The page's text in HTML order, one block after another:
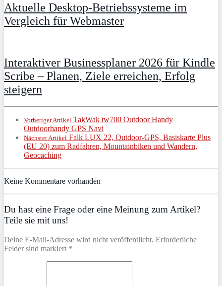
Aktuelle Desktop-Betriebssysteme im
Vergleich für Webmaster
Interaktiver Businessplaner 2026 für Kindle
Scribe – Planen, Ziele erreichen, Erfolg
steigern
Vorheriger Artikel TakWak tw700 Outdoor Handy
Outdoorhandy GPS Navi
Nächster Artikel Falk LUX 22, Outdoor-GPS, Basiskarte Plus
(EU 20) zum Radfahren, Mountainbiken und Wandern,
Geocaching
Keine Kommentare vorhanden
Du hast eine Frage oder eine Meinung zum Artikel?
Teile sie mit uns!
Deine E-Mail-Adresse wird nicht veröffentlicht. Erforderliche
Felder sind markiert *